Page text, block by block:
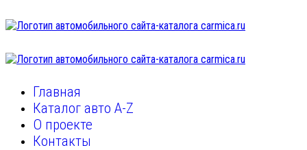
Главная
Каталог авто A-Z
О проекте
Контакты